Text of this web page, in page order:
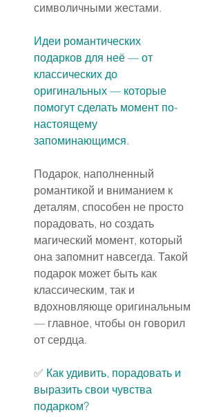
символичными жестами.
Идеи романтических
подарков для неё — от
классических до
оригинальных — которые
помогут сделать момент по-
настоящему
запоминающимся.
Подарок, наполненный
романтикой и вниманием к
деталям, способен не просто
порадовать, но создать
магический момент, который
она запомнит навсегда. Такой
подарок может быть как
классическим, так и
вдохновляюще оригинальным
— главное, чтобы он говорил
от сердца.
✅️ Как удивить, порадовать и
выразить свои чувства
подарком?